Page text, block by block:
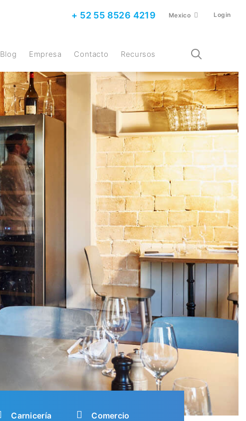
+ 52 55 8526 4219 Mexico Login
Blog Empresa Contacto Recursos
Carnicería Comercio